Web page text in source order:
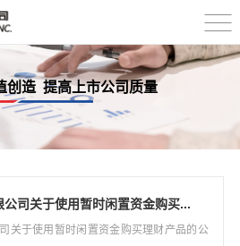
创造 提高上市公司质量
司关于使用暂时闲置资金购买...
关于使用暂时闲置资金购买理财产品的公